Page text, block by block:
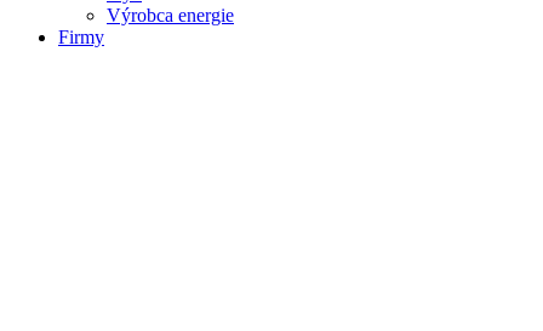
Výrobca energie
Firmy